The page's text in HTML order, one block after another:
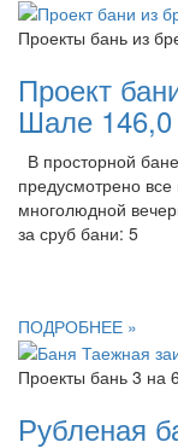
Проекты бань из
Проект
Шале 146,0
В просторной
предусмотрено
многолюдной
за сруб бани: 5
ПОДРОБНЕЕ »
Проекты бань 3 на
Рубленая